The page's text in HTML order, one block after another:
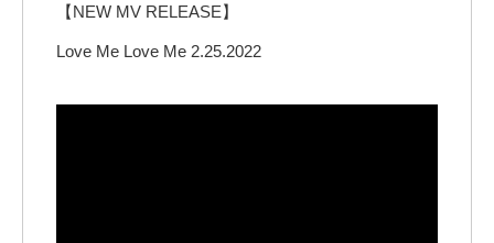
【NEW MV RELEASE】
Love Me Love Me 2.25.2022